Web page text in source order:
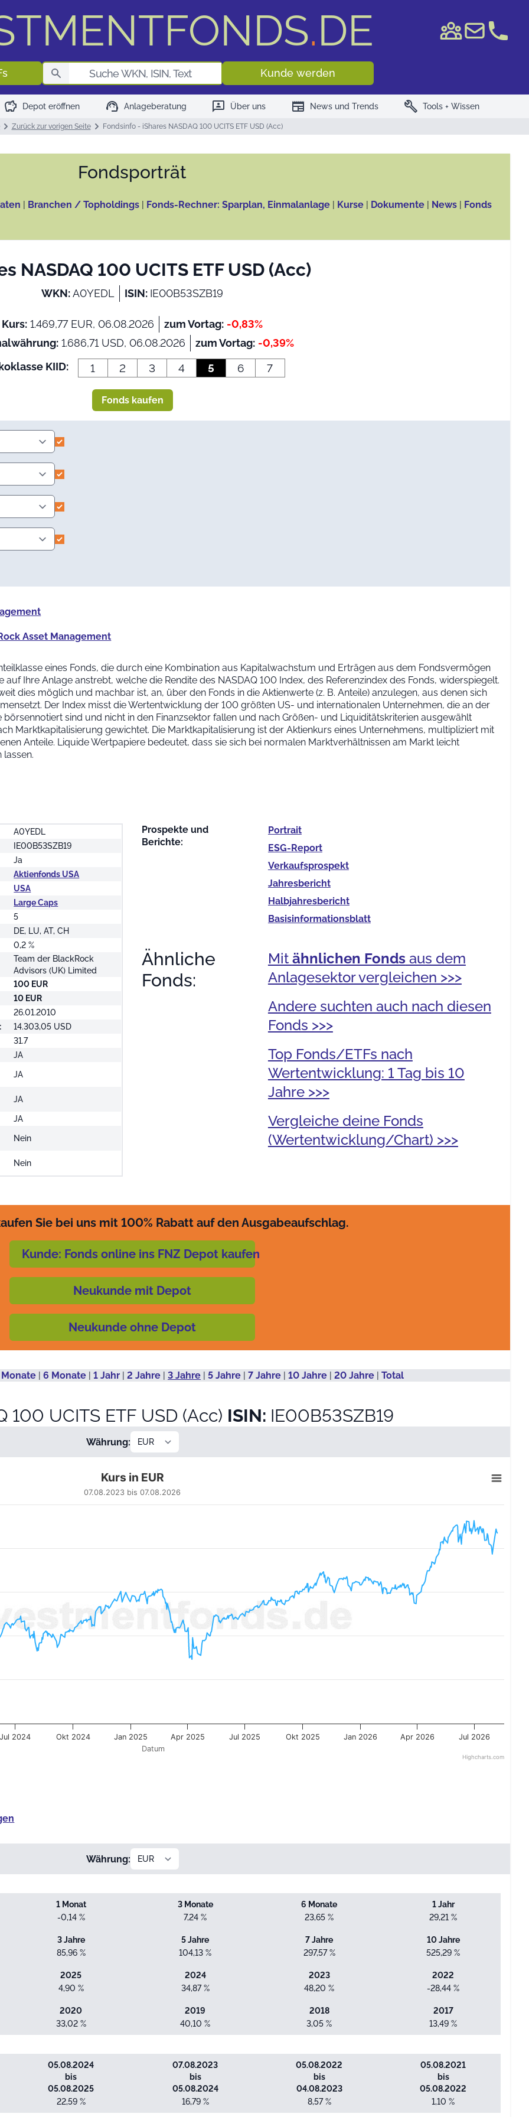
.DE
Fondssuche WKN/ISIN
Kunde werden
savings Depot eröffnen support_agent Anlageberatung 3p Über uns newspaper News und Trends build Tools + Wissen
Zurück zur vorigen Seite Fondsinfo - iShares NASDAQ 100 UCITS ETF USD (Acc)
Fonds­porträt
| Branchen / Topholdings | Fonds-Rechner: Sparplan, Einmalanlage | Kurse | Dokumente | News | Fonds
NASDAQ 100 UCITS ETF USD (Acc)
WKN:A0YEDL ISIN: IE00B53SZB19
Kurs: 1.469,77 EUR, 06.08.2026 zum Vortag: -0,83%
1.686,71 USD, 06.08.2026 zum Vortag: -0,39%
KIID:
1 2 3 4 5 6 7
Fonds kaufen
Asset Management
eines Fonds, die durch eine Kombination aus Kapitalwachstum und Erträgen aus dem Fondsvermögen
auf Ihre Anlage anstrebt, welche die Rendite des NASDAQ 100 Index, des Referenzindex des Fonds, widerspiegelt.
dies möglich und machbar ist, an, über den Fonds in die Aktienwerte (z. B. Anteile) anzulegen, aus denen sich
Der Index misst die Wertentwicklung der 100 größten US- und internationalen Unternehmen, die an der
börsennotiert sind und nicht in den Finanzsektor fallen und nach Größen- und Liquiditätskriterien ausgewählt
Marktkapitalisierung gewichtet. Die Marktkapitalisierung ist der Aktienkurs eines Unternehmens, multipliziert mit
Anteile. Liquide Wertpapiere bedeutet, dass sie sich bei normalen Marktverhältnissen am Markt leicht
A0YEDL
IE00B53SZB19
Ja
Aktienfonds USA
USA
Large Caps
5
DE, LU, AT, CH
0,2 %
Team der BlackRock
Advisors (UK) Limited
100 EUR
10 EUR
26.01.2010
14.303,05 USD
31.7
JA
JA
JA
JA
Nein
Nein
Prospekte und
Berichte:
Portrait
ESG-Report
Verkaufs­prospekt
Jahres­bericht
Halb­jahres­bericht
Basis­informationsblatt
Ähnliche
Fonds:
Mit ähnlichen Fonds aus dem
Anlagesektor vergleichen >>>
Andere suchten auch nach diesen
Fonds >>>
Top Fonds/ETFs nach
Wertentwicklung: 1 Tag bis 10
Jahre >>>
Vergleiche deine Fonds
(Wertentwicklung/Chart) >>>
Sie bei uns mit 100% Rabatt auf den Ausgabeaufschlag.
Kunde: Fonds online ins FNZ Depot kaufen
Neukunde mit Depot
Neukunde ohne Depot
Monate | 6 Monate | 1 Jahr | 2 Jahre | 3 Jahre | 5 Jahre | 7 Jahre | 10 Jahre | 20 Jahre | Total
100 UCITS ETF USD (Acc) ISIN: IE00B53SZB19
Währung:
Datum
Kurs in EUR
07.08.2023 bis 07.08.2026
Jul 2024 Jan 2025 Jul 2025 Jan 2026 Jul 2026
Okt 2024 Apr 2025 Okt 2025 Apr 2026
Highcharts.com
Währung:
1 Monat
-0,14 %
3 Monate
7,24 %
6 Monate
23,65 %
1 Jahr
29,21 %
3 Jahre
85,96 %
5 Jahre
104,13 %
7 Jahre
297,57 %
10 Jahre
525,29 %
2025
4,90 %
2024
34,87 %
2023
48,20 %
2022
-28,44 %
2020
33,02 %
2019
40,10 %
2018
3,05 %
2017
13,49 %
05.08.2024
bis
05.08.2025
22,59 %
07.08.2023
bis
05.08.2024
16,79 %
05.08.2022
bis
04.08.2023
8,57 %
05.08.2021
bis
05.08.2022
1,10 %